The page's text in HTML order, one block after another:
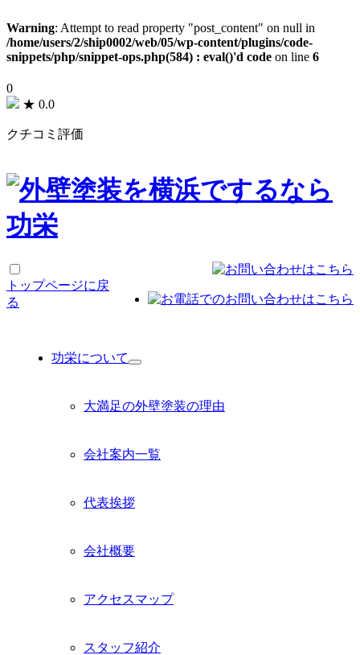
Warning: Attempt to read property "post_content" on null in
/home/users/2/ship0002/web/05/wp-content/plugins/code-
snippets/php/snippet-ops.php(584) : eval()'d code on line 6
0
★ 0.0
クチコミ評価
功栄について
サ
ニ
を
大満足の外壁塗装の理由
会社案内一覧
代表挨拶
会社概要
アクセスマップ
スタッフ紹介
トップページに戻
る